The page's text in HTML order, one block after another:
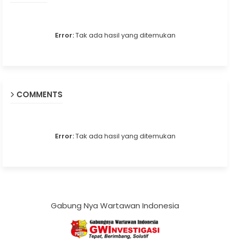
Error:Tak ada hasil yang ditemukan
COMMENTS
Error:Tak ada hasil yang ditemukan
Gabung Nya Wartawan Indonesia